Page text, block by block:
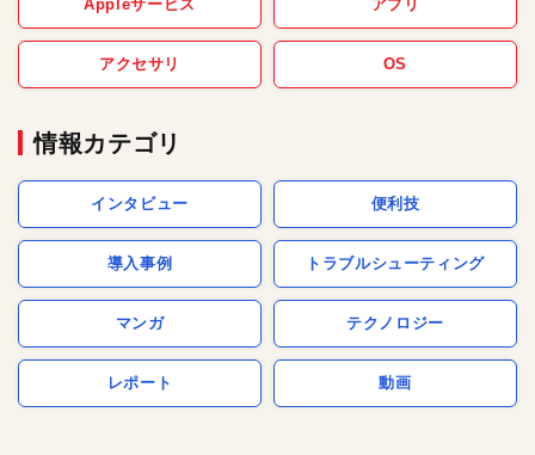
Appleサービス アプリ
アクセサリ OS
情報カテゴリ
インタビュー 便利技
導入事例 トラブルシューティング
マンガ テクノロジー
レポート 動画